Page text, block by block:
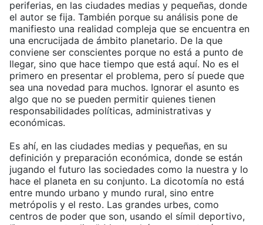
periferias, en las ciudades medias y pequeñas, donde
el autor se fija. También porque su análisis pone de
manifiesto una realidad compleja que se encuentra en
una encrucijada de ámbito planetario. De la que
conviene ser conscientes porque no está a punto de
llegar, sino que hace tiempo que está aquí. No es el
primero en presentar el problema, pero sí puede que
sea una novedad para muchos. Ignorar el asunto es
algo que no se pueden permitir quienes tienen
responsabilidades políticas, administrativas y
económicas.
Es ahí, en las ciudades medias y pequeñas, en su
definición y preparación económica, donde se están
jugando el futuro las sociedades como la nuestra y lo
hace el planeta en su conjunto. La dicotomía no está
entre mundo urbano y mundo rural, sino entre
metrópolis y el resto. Las grandes urbes, como
centros de poder que son, usando el símil deportivo,